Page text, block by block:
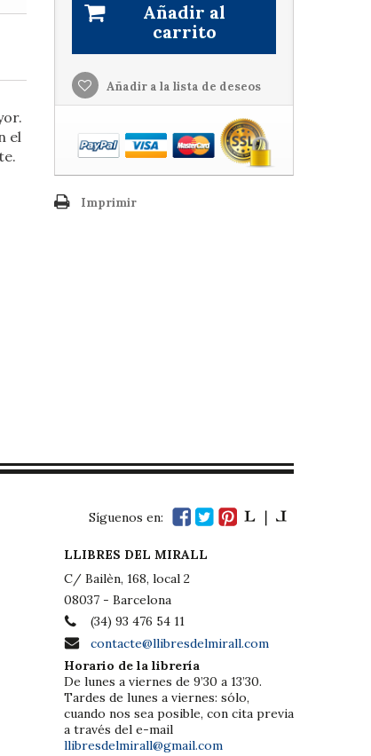
el
Añadir al
carrito
Añadir a la lista de deseos
Imprimir
Síguenos en:
LLIBRES DEL MIRALL
C/ Bailèn, 168, local 2
08037 - Barcelona
(34) 93 476 54 11
contacte@llibresdelmirall.com
Horario de la librería
De lunes a viernes de 9’30 a 13’30.
Tardes de lunes a viernes: sólo,
cuando nos sea posible, con cita previa
a través del e-mail
llibresdelmirall@gmail.com